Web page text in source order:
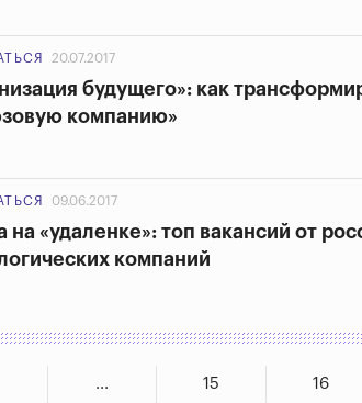
20.07.2017
будущего»: как
компанию»
09.06.2017
на «удаленке»: топ вакансий от
компаний
... 15 16